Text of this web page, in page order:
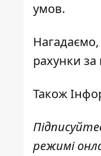
умов.
Нагадаємо,
рахунки за
Також
режимі